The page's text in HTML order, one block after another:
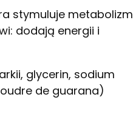
stymuluje metabolizm
dodają energii i
glycerin, sodium
de guarana)